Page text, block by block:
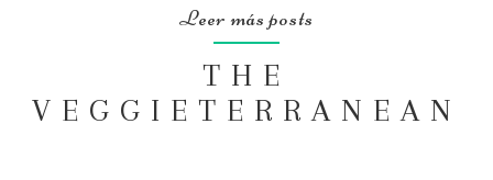
Leer más posts
THE
VEGGIETERRANEAN